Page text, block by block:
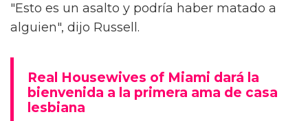
"Esto es un asalto y podría haber matado a
alguien", dijo Russell.
Real Housewives of Miami dará la
bienvenida a la primera ama de casa
lesbiana